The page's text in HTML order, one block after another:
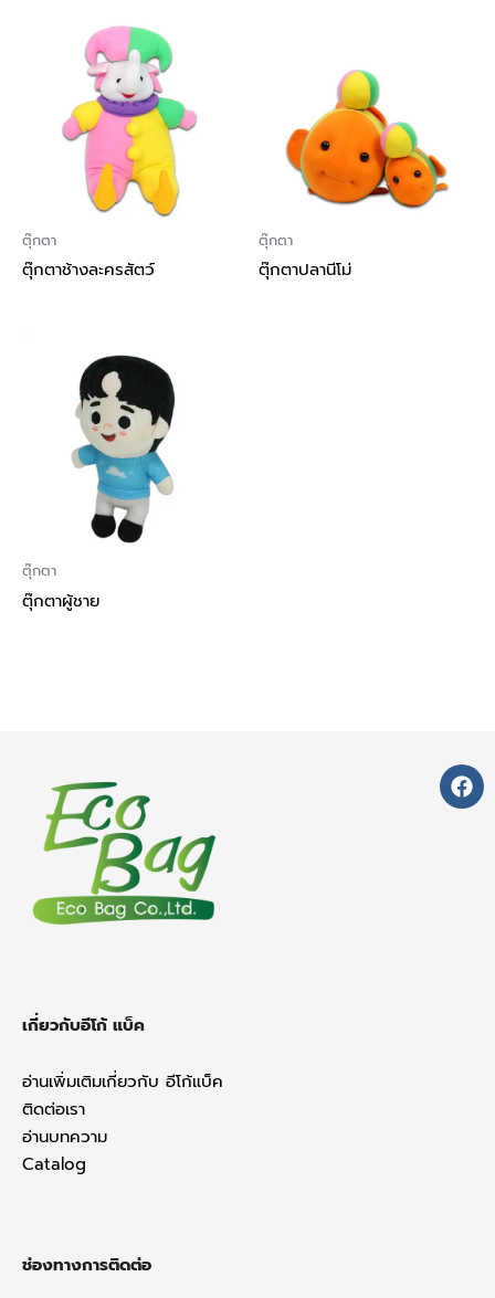
ตุ๊กตา
ตุ๊กตาช้างละครสัตว์
ตุ๊กตา
ตุ๊กตาปลานีโม่
ตุ๊กตา
ตุ๊กตาผู้ชาย
a
c
e
เกี่ยวกับอีโก้ แบ็ค
อ่านเพิ่มเติมเกี่ยวกับ อีโก้แบ็ค
ติดต่อเรา
อ่านบทความ
Catalog
ช่องทางการติดต่อ